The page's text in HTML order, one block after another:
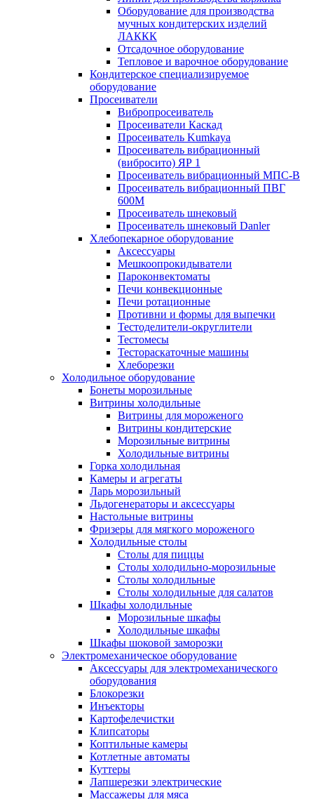
Оборудование для производства
мучных кондитерских изделий
ЛАККК
Отсадочное оборудование
Тепловое и варочное оборудование
Кондитерское специализируемое
оборудование
Просеиватели
Вибропросеиватель
Просеиватели Каскад
Просеиватель Kumkaya
Просеиватель вибрационный
(вибросито) ЯР 1
Просеиватель вибрационный МПС-В
Просеиватель вибрационный ПВГ
600М
Просеиватель шнековый
Просеиватель шнековый Danler
Хлебопекарное оборудование
Аксессуары
Мешкоопрокидыватели
Пароконвектоматы
Печи конвекционные
Печи ротационные
Противни и формы для выпечки
Тестоделители-округлители
Тестомесы
Тестораскаточные машины
Хлеборезки
Холодильное оборудование
Бонеты морозильные
Витрины холодильные
Витрины для мороженого
Витрины кондитерские
Морозильные витрины
Холодильные витрины
Горка холодильная
Камеры и агрегаты
Ларь морозильный
Льдогенераторы и аксессуары
Настольные витрины
Фризеры для мягкого мороженого
Холодильные столы
Столы для пиццы
Столы холодильно-морозильные
Столы холодильные
Столы холодильные для салатов
Шкафы холодильные
Mорозильные шкафы
Холодильные шкафы
Шкафы шоковой заморозки
Электромеханическое оборудование
Аксессуары для электромеханического
оборудования
Блокорезки
Инъекторы
Картофелечистки
Клипсаторы
Коптильные камеры
Котлетные автоматы
Куттеры
Лапшерезки электрические
Массажеры для мяса